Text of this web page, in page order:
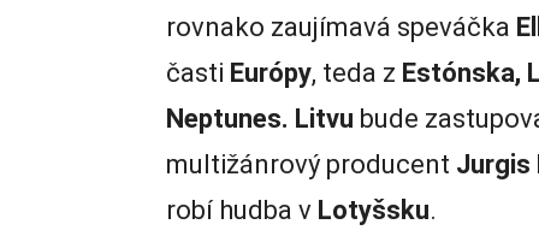
rovnako zaujímavá speváčka
časti Európy, teda z Estónska,
Neptunes. Litvu bude
multižánrový producent Jurgis
robí hudba v Lotyšsku.